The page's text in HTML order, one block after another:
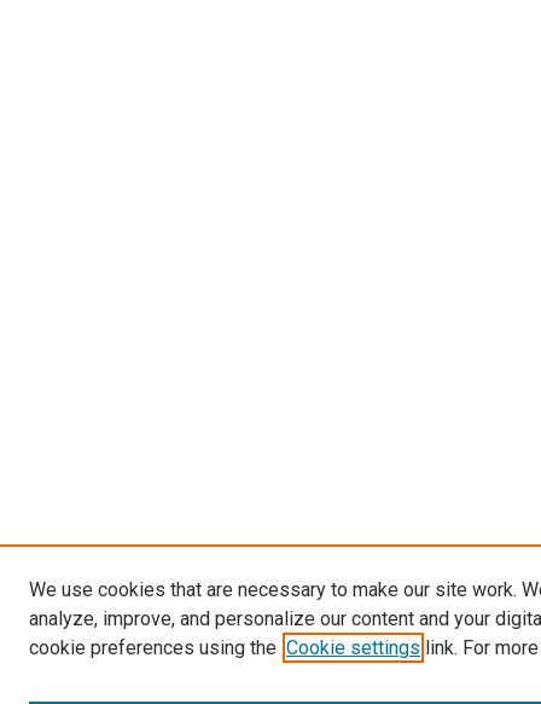
We use cookies that are necessary to make our site work.
analyze, improve, and personalize our content and your
cookie preferences using the Cookie settings link. For